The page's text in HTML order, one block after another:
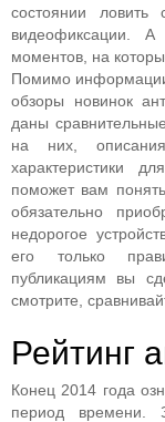
состоянии ловить
видеофиксации.
моментов, на
Помимо информации
обзоры новинок
даны
на них,
характеристики
поможет вам
обязательно
недорогое
его только
публикациям вы
смотрите,
Рейтинг
Конец 2014 года
период времени.